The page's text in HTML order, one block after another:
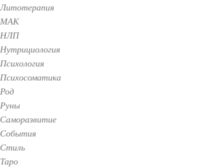
Литотерапия
МАК
НЛП
Нутрициология
Психология
Психосоматика
Род
Руны
Саморазвитие
События
Стиль
Таро